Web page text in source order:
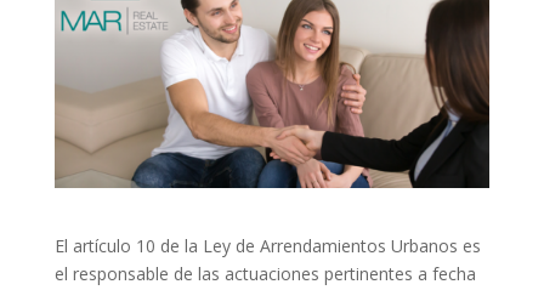
El artículo 10 de la Ley de Arrendamientos Urbanos es
el responsable de las actuaciones pertinentes a fecha